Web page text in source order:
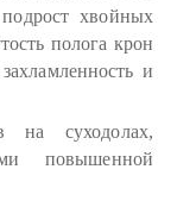
хвойных
полога крон
и
на суходолах,
повышенной